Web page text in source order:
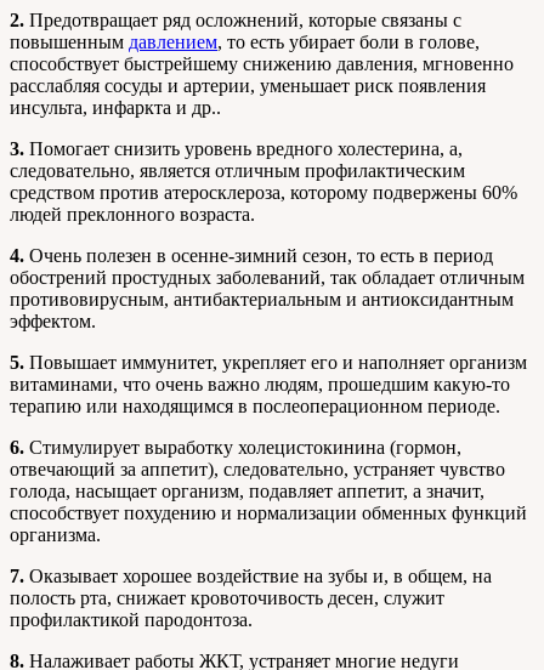
2. Предотвращает ряд осложнений, которые связаны с
повышенным давлением, то есть убирает боли в голове,
способствует быстрейшему снижению давления, мгновенно
расслабляя сосуды и артерии, уменьшает риск появления
инсульта, инфаркта и др..
3. Помогает снизить уровень вредного холестерина, а,
следовательно, является отличным профилактическим
средством против атеросклероза, которому подвержены 60%
людей преклонного возраста.
4. Очень полезен в осенне-зимний сезон, то есть в период
обострений простудных заболеваний, так обладает отличным
противовирусным, антибактериальным и антиоксидантным
эффектом.
5. Повышает иммунитет, укрепляет его и наполняет организм
витаминами, что очень важно людям, прошедшим какую-то
терапию или находящимся в послеоперационном периоде.
6. Стимулирует выработку холецистокинина (гормон,
отвечающий за аппетит), следовательно, устраняет чувство
голода, насыщает организм, подавляет аппетит, а значит,
способствует похудению и нормализации обменных функций
организма.
7. Оказывает хорошее воздействие на зубы и, в общем, на
полость рта, снижает кровоточивость десен, служит
профилактикой пародонтоза.
8. Налаживает работы ЖКТ, устраняет многие недуги